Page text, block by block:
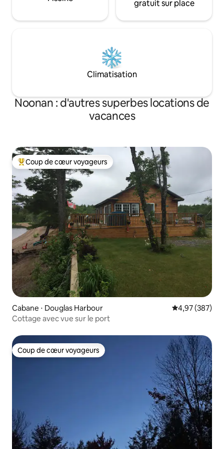
gratuit sur place
Climatisation
Noonan : d'autres superbes locations de
vacances
Coups de cœur voyageurs les plus appréciés
Coup de cœur voyageurs
Cabane ⋅ Douglas Harbour Évaluation
4,97 (387)
Cottage avec vue sur le port
Coup de cœur voyageurs
Coup de cœur voyageurs